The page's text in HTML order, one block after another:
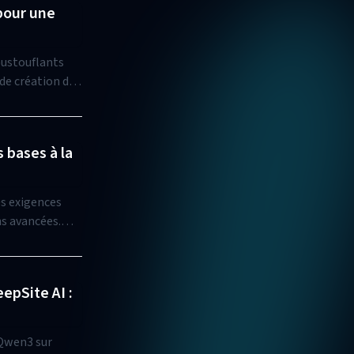
une
création de
à la
exigences
avancées.
AI :
sur